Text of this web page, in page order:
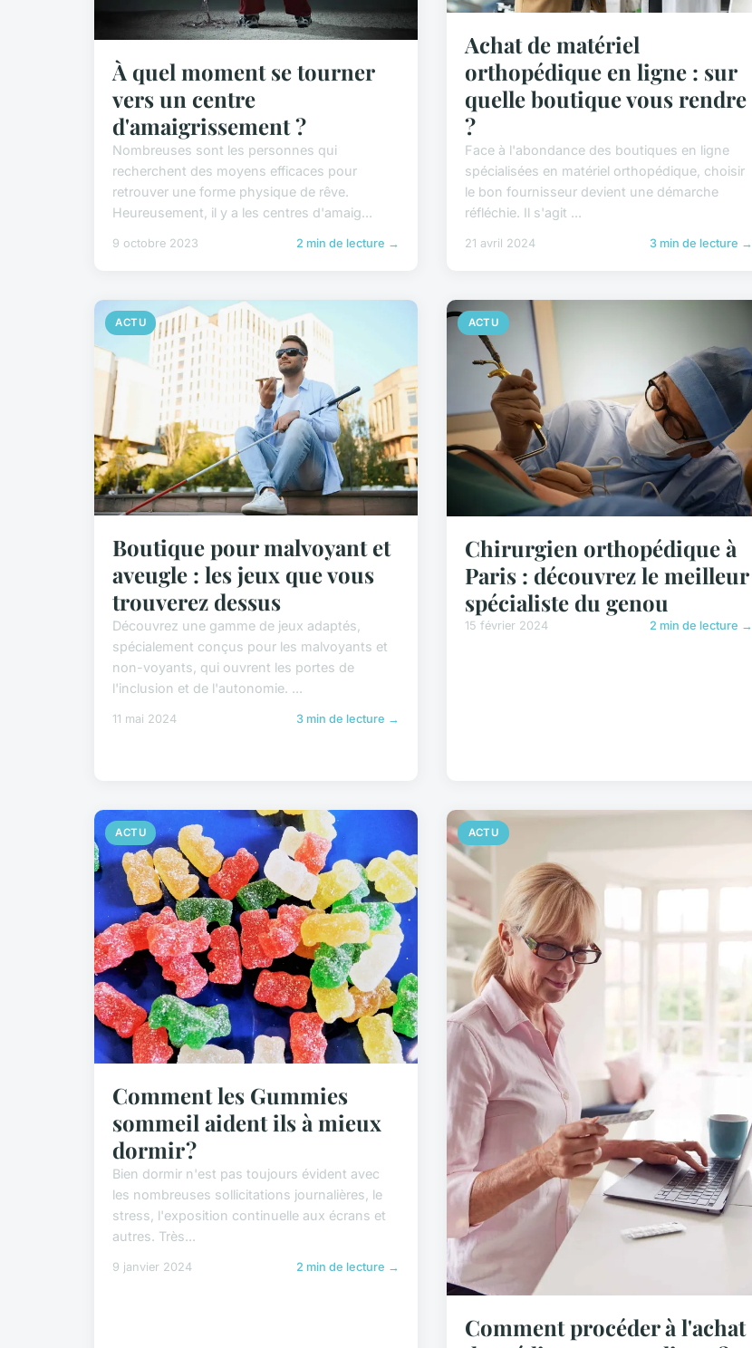
À quel moment se tourner
vers un centre
d'amaigrissement ?
Nombreuses sont les personnes qui
recherchent des moyens efficaces pour
retrouver une forme physique de rêve.
Heureusement, il y a les centres d'amaig...
9 octobre 2023 2 min de lecture →
Achat de matériel
orthopédique en ligne : sur
quelle boutique vous rendre
?
Face à l'abondance des boutiques en ligne
spécialisées en matériel orthopédique, choisir
le bon fournisseur devient une démarche
réfléchie. Il s'agit ...
21 avril 2024 3 min de lecture →
ACTU
Boutique pour malvoyant et
aveugle : les jeux que vous
trouverez dessus
Découvrez une gamme de jeux adaptés,
spécialement conçus pour les malvoyants et
non-voyants, qui ouvrent les portes de
l'inclusion et de l'autonomie. ...
11 mai 2024 3 min de lecture →
ACTU
Chirurgien orthopédique à
Paris : découvrez le meilleur
spécialiste du genou
15 février 2024 2 min de lecture →
ACTU
Comment les Gummies
sommeil aident ils à mieux
dormir ?
Bien dormir n'est pas toujours évident avec
les nombreuses sollicitations journalières, le
stress, l'exposition continuelle aux écrans et
autres. Très...
9 janvier 2024 2 min de lecture →
ACTU
Comment procéder à l'achat